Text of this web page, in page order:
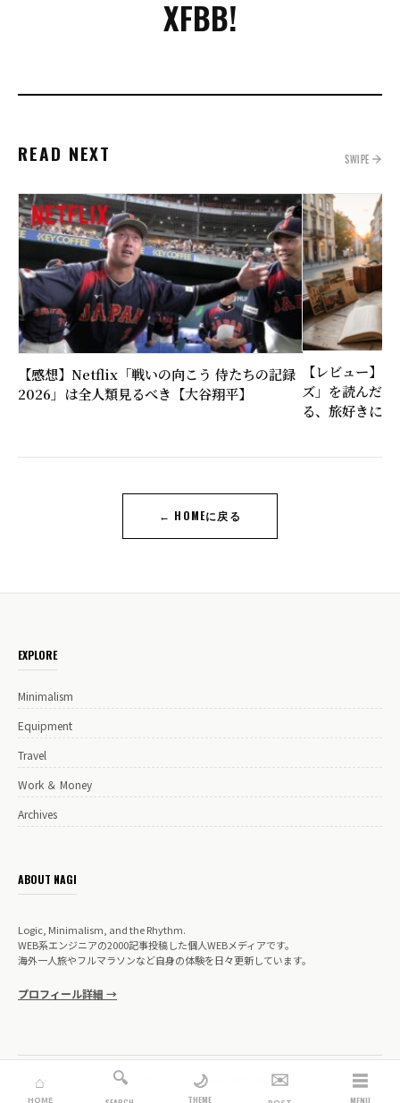
XFBB!
READ NEXT SWIPE
【感想】Netflix「戦いの向こう 侍たちの記録
2026」は全人類見るべき【大谷翔平】
【レビュー】
ズ」を読んだ
る、旅好きに
← HOMEに戻る
EXPLORE
Minimalism
Equipment
Travel
Work ＆ Money
Archives
ABOUT NAGI
Logic, Minimalism, and the Rhythm.
WEB系エンジニアの2000記事投稿した個人WEBメディアです。
海外一人旅やフルマラソンなど自身の体験を日々更新しています。
プロフィール詳細 →
© 2019-2026 NAGI RHYTHM.
⌂
HOME
🔍 🌙
THEME
✉️ ☰
MENU